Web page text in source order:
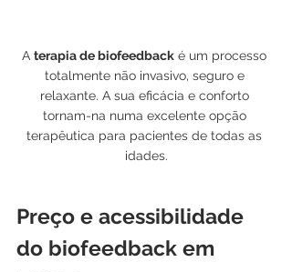
A terapia de biofeedback é um processo
totalmente não invasivo, seguro e
relaxante. A sua eficácia e conforto
tornam-na numa excelente opção
terapêutica para pacientes de todas as
idades.
Preço e acessibilidade
do biofeedback em